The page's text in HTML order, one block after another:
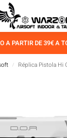
A PARTIR DE 39€ A
/ Réplica Pistola Hi